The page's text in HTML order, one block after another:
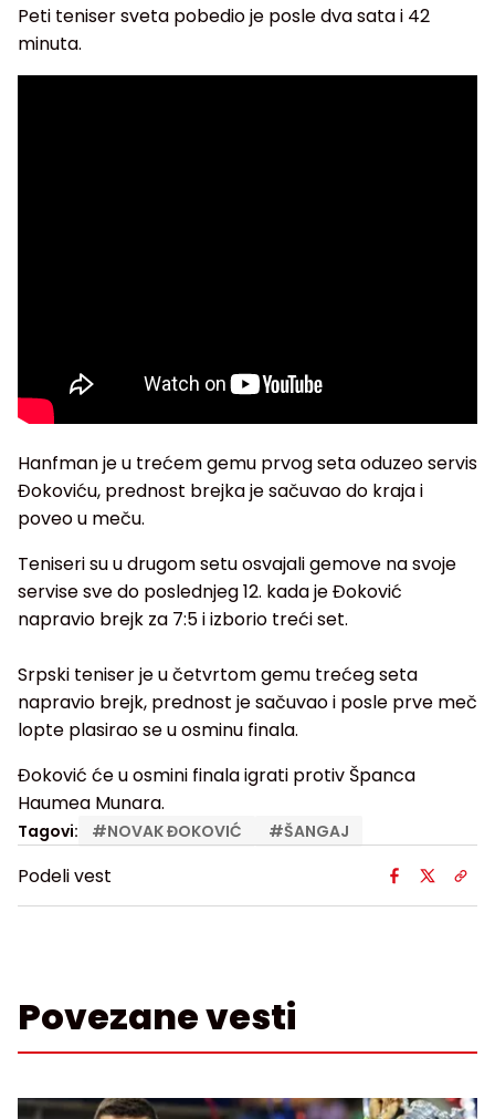
Peti teniser sveta pobedio je posle dva sata i 42
minuta.
Hanfman je u trećem gemu prvog seta oduzeo servis
Đokoviću, prednost brejka je sačuvao do kraja i
poveo u meču.
Teniseri su u drugom setu osvajali gemove na svoje
servise sve do poslednjeg 12. kada je Đoković
napravio brejk za 7:5 i izborio treći set.
Srpski teniser je u četvrtom gemu trećeg seta
napravio brejk, prednost je sačuvao i posle prve meč
lopte plasirao se u osminu finala.
Đoković će u osmini finala igrati protiv Španca
Haumea Munara.
Tagovi: #NOVAK ĐOKOVIĆ #ŠANGAJ
Podeli vest
Povezane vesti